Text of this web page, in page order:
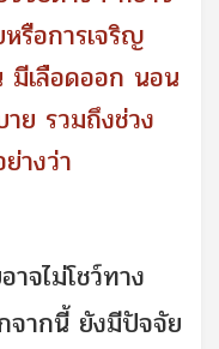
รือการเจริญ
มีเลือดออก นอน
ย รวมถึงช่วง
างว่า
จไม่โชว์ทาง
ากนี้ ยังมีปัจจัย